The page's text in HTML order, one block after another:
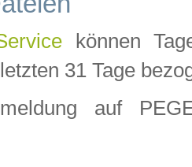
können
31 Tage
auf